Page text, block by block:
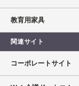
教育用家具
関連サイト
コーポレートサイト